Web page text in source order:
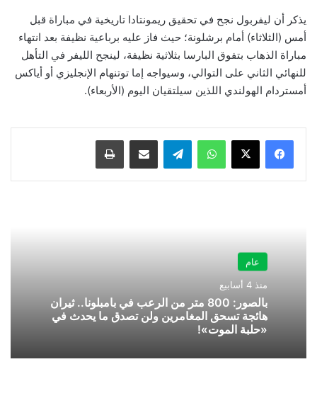
يذكر أن ليفربول نجح في تحقيق ريمونتادا تاريخية في مباراة قبل
أمس (الثلاثاء) أمام برشلونة؛ حيث فاز عليه برباعية نظيفة بعد انتهاء
مباراة الذهاب بتفوق البارسا بثلاثية نظيفة، لينجح الليفر في التأهل
للنهائي الثاني على التوالي، وسيواجه إما توتنهام الإنجليزي أو أياكس
أمستردام الهولندي اللذين سيلتقيان اليوم (الأربعاء).
واتساب تيلقرام مشاركة عبر البريد طباعة
عام
منذ 4 أسابيع
بالصور: 800 متر من الرعب في بامبلونا.. ثيران
هائجة تسحق المغامرين ولن تصدق ما يحدث في
«حلبة الموت»!